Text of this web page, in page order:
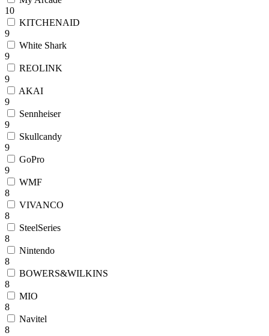
10
KITCHENAID
9
White Shark
9
REOLINK
9
AKAI
9
Sennheiser
9
Skullcandy
9
GoPro
9
WMF
8
VIVANCO
8
SteelSeries
8
Nintendo
8
BOWERS&WILKINS
8
MIO
8
Navitel
8